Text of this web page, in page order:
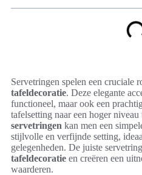
Servetringen spelen een cruciale
tafeldecoratie. Deze elegante
functioneel, maar ook een
tafelsetting naar een hoger
servetringen kan men een
stijlvolle en verfijnde setting,
gelegenheden. De juiste
tafeldecoratie en creëren een
waarderen.